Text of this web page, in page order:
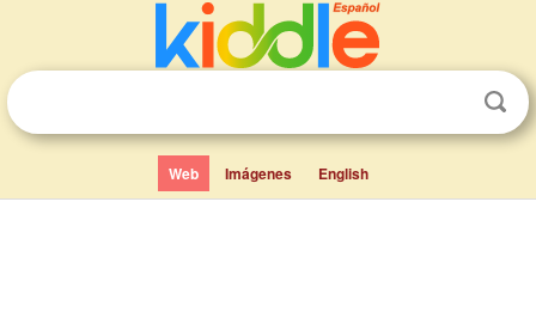
Web Imágenes English